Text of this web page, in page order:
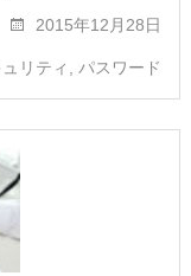
2015年12月28日
リティ パスワード